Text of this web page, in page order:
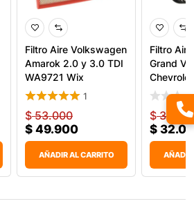
Filtro Aire Volkswagen
Amarok 2.0 y 3.0 TDI
WA9721 Wix
1
$53.000
$ 49.900
AÑADIR AL CARRITO
Filtro
Grand
$
$
AÑADIR